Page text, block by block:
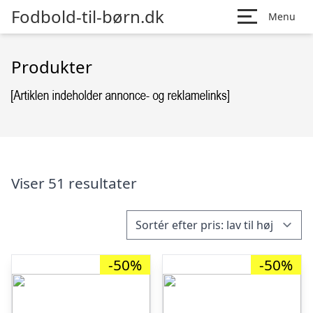
Fodbold-til-børn.dk Menu
Produkter
Viser 51 resultater
-50% -50%